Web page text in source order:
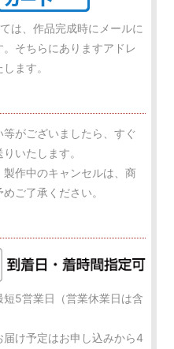
は、作品完成時にメールに
そちらにありますアドレ
ます。
がございましたら、すぐ
いたします。
製作中のキャンセルは、商
ご了承ください。
5営業日（営業休業日は含
け予定はお申し込みから4